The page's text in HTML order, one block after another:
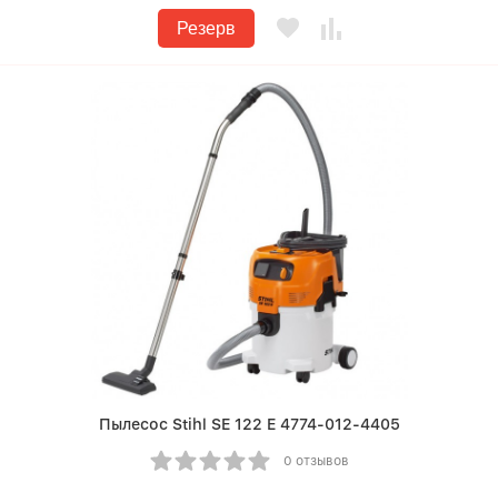
Резерв
Пылесос Stihl SE 122 E 4774-012-4405
0 отзывов